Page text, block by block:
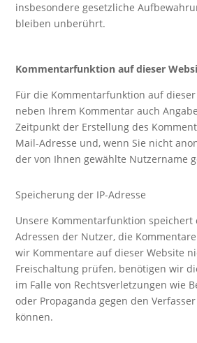
insbesondere gesetzliche
bleiben unberührt.
Kommentar­funktion auf dieser
Für die Kommentarfunktion auf
neben Ihrem Kommentar auch
Zeitpunkt der Erstellung des
Mail-Adresse und, wenn Sie nicht
der von Ihnen gewählte Nutzername
Speicherung der IP-Adresse
Unsere Kommentarfunktion speichert
Adressen der Nutzer, die
wir Kommentare auf dieser Website
Freischaltung prüfen, benötigen wir
im Falle von Rechtsverletzungen wie
oder Propaganda gegen den
können.